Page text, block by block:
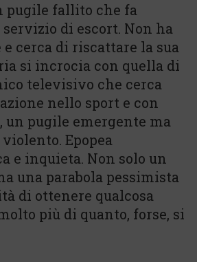
pugile fallito che fa
servizio di escort. Non ha
cerca di riscattare la sua
si incrocia con quella di
televisivo che cerca
nello sport e con
un pugile emergente ma
Epopea
e inquieta. Non solo un
una parabola pessimista
di ottenere qualcosa
più di quanto, forse, si